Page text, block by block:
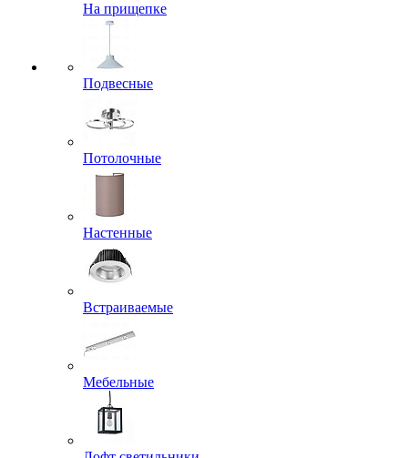
На прищепке
Подвесные
Потолочные
Настенные
Встраиваемые
Мебельные